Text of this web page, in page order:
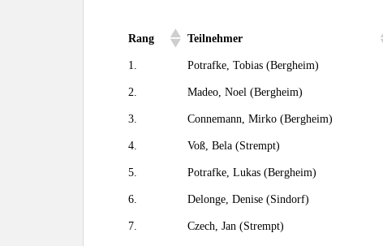
Rang Teilnehmer
1. Potrafke, Tobias (Bergheim)
2. Madeo, Noel (Bergheim)
3. Connemann, Mirko (Bergheim)
4. Voß, Bela (Strempt)
5. Potrafke, Lukas (Bergheim)
6. Delonge, Denise (Sindorf)
7. Czech, Jan (Strempt)